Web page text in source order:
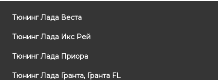
Тюнинг Лада Веста
Тюнинг Лада Икс Рей
Тюнинг Лада Приора
Тюнинг Лада Гранта, Гранта FL